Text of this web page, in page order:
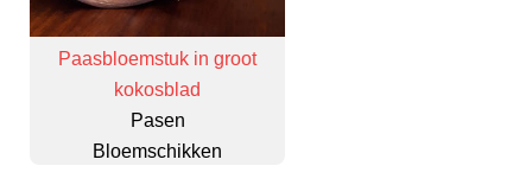
Paasbloemstuk in groot
kokosblad
Pasen
Bloemschikken